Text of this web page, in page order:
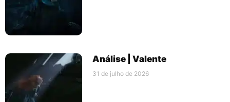
Análise | Valente
31 de julho de 2026